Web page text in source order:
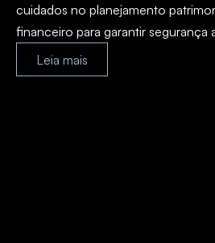
cuidados no planejamento
financeiro para garantir segurança
Leia mais